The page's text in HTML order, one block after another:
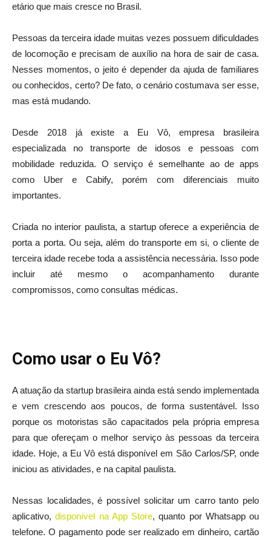
etário que mais cresce no Brasil.
Pessoas da terceira idade muitas vezes possuem dificuldades
de locomoção e precisam de auxílio na hora de sair de casa.
Nesses momentos, o jeito é depender da ajuda de familiares
ou conhecidos, certo? De fato, o cenário costumava ser esse,
mas está mudando.
Desde 2018 já existe a Eu Vô, empresa brasileira
especializada no transporte de idosos e pessoas com
mobilidade reduzida. O serviço é semelhante ao de apps
como Uber e Cabify, porém com diferenciais muito
importantes.
Criada no interior paulista, a startup oferece a experiência de
porta a porta. Ou seja, além do transporte em si, o cliente de
terceira idade recebe toda a assistência necessária. Isso pode
incluir até mesmo o acompanhamento durante
compromissos, como consultas médicas.
Como usar o Eu Vô?
A atuação da startup brasileira ainda está sendo implementada
e vem crescendo aos poucos, de forma sustentável. Isso
porque os motoristas são capacitados pela própria empresa
para que ofereçam o melhor serviço às pessoas da terceira
idade. Hoje, a Eu Vô está disponível em São Carlos/SP, onde
iniciou as atividades, e na capital paulista.
Nessas localidades, é possível solicitar um carro tanto pelo
aplicativo,disponível na App Store, quanto por Whatsapp ou
telefone. O pagamento pode ser realizado em dinheiro, cartão